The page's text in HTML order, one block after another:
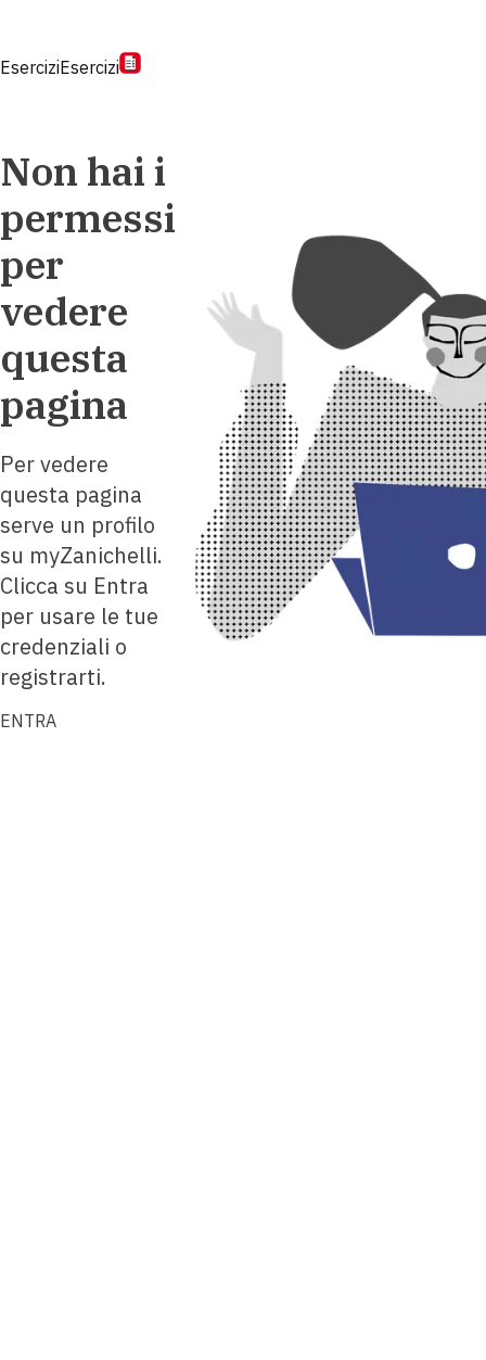
EserciziEsercizi
Non hai i
permessi
per
vedere
questa
pagina
Per vedere
questa pagina
serve un profilo
su myZanichelli.
Clicca su Entra
per usare le tue
credenziali o
registrarti.
ENTRA